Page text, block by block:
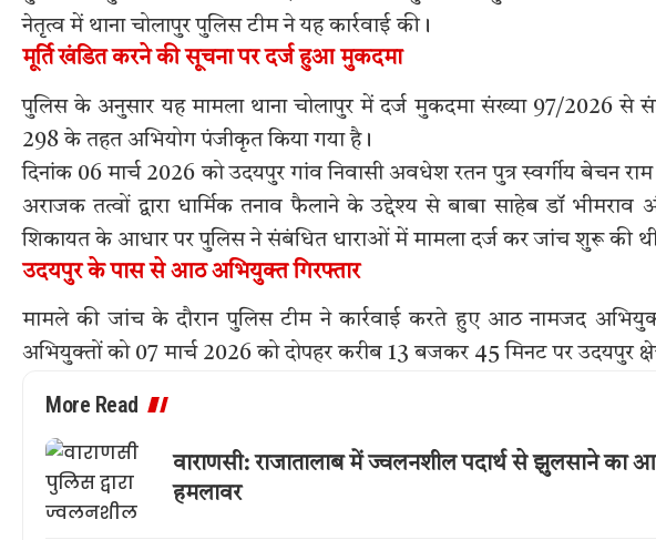
नेतृत्व में थाना चोलापुर पुलिस टीम ने यह कार्रवाई की।
मूर्ति खंडित करने की सूचना पर दर्ज हुआ मुकदमा
पुलिस के अनुसार यह मामला थाना चोलापुर में दर्ज मुकदमा संख्या 97/2026 से
298 के तहत अभियोग पंजीकृत किया गया है।
दिनांक 06 मार्च 2026 को उदयपुर गांव निवासी अवधेश रतन पुत्र स्वर्गीय बेचन
अराजक तत्वों द्वारा धार्मिक तनाव फैलाने के उद्देश्य से बाबा साहेब डॉ
शिकायत के आधार पर पुलिस ने संबंधित धाराओं में मामला दर्ज कर जांच शुरू की
उदयपुर के पास से आठ अभियुक्त गिरफ्तार
मामले की जांच के दौरान पुलिस टीम ने कार्रवाई करते हुए आठ नामजद
अभियुक्तों को 07 मार्च 2026 को दोपहर करीब 13 बजकर 45 मिनट पर उदयपुर
More Read
वाराणसी: राजातालाब में ज्वलनशील पदार्थ से झुलसाने का
हमलावर